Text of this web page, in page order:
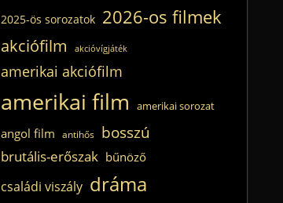
2025-ös sorozatok 2026-os filmek
akciófilm akcióvígjáték
amerikai akciófilm
amerikai film amerikai sorozat
angol film antihős bosszú
brutális-erőszak bűnöző
családi viszály dráma